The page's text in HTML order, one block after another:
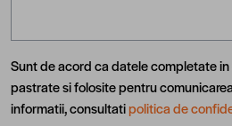
Sunt de acord ca datele completate
pastrate si folosite pentru
informatii, consultatipolitica de